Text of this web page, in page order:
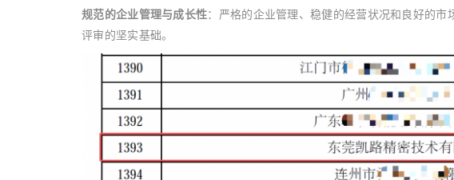
规范的企业管理与成长性：严格的企业管理、稳健的经营状况和良好的
评审的坚实基础。